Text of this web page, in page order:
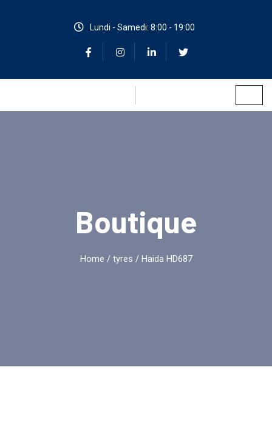
Lundi - Samedi: 8:00 - 19:00
Boutique
Home / tyres / Haida HD687